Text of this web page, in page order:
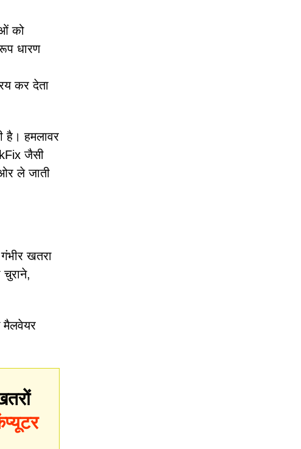
को
धारण
कर देता
है। हमलावर
जैसी
ले जाती
खतरा
चुराने,
मैलवेयर